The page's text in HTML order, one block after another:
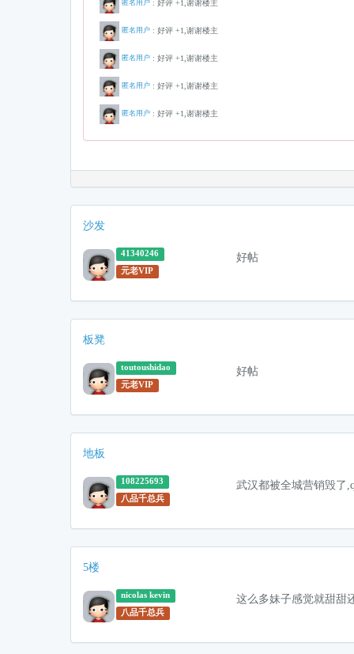
匿名用户 : 好评 +1,谢谢楼主
匿名用户 : 好评 +1,谢谢楼主
匿名用户 : 好评 +1,谢谢楼主
匿名用户 : 好评 +1,谢谢楼主
匿名用户 : 好评 +1,谢谢楼主
沙发
41340246
元老VIP
好帖
板凳
toutoushidao
元老VIP
好帖
地板
108225693
八品千总兵
武汉都被全城营销毁了
5楼
nicolas kevin
八品千总兵
这么多妹子感觉就甜甜